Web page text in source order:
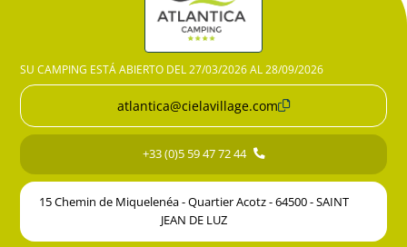
SU CAMPING ESTÁ ABIERTO DEL 27/03/2026 AL 28/09/2026
atlantica@cielavillage.com
+33 (0)5 59 47 72 44
15 Chemin de Miquelenéa - Quartier Acotz - 64500 - SAINT
JEAN DE LUZ